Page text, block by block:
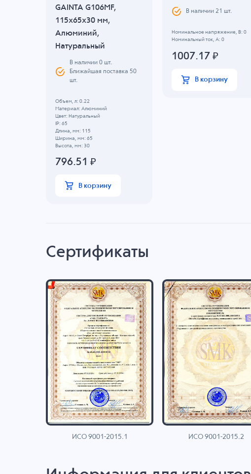
GAINTA G106MF,
115x65x30 мм,
Алюминий,
Натуральный
В наличии0 шт.
Ближайшая поставка 50
шт.
Объем, л: 0.22
Материал: Алюминий
Цвет: Натуральный
IP: 65
Длина, мм: 115
Ширина, мм: 65
Высота, мм: 30
796.51 ₽
В корзину
В наличии21 шт.
Номинальное напряжение, B: 0
Номинальный ток, А: 0
1007.17₽
В корзину
Сертификаты
ИСО 9001-2015.1 ИСО 9001-2015.2